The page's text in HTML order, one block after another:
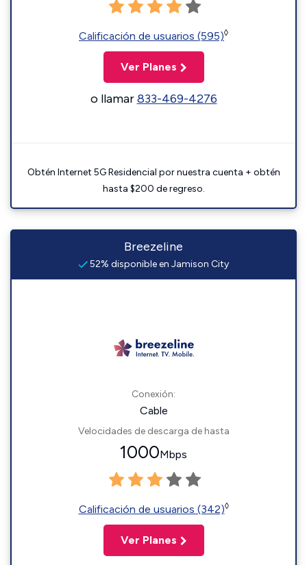
Calificación de usuarios (595)◊
Ver Planes
o llamar833-469-4276
Obtén Internet 5G Residencial por nuestra cuenta + obtén
hasta $200 de regreso.
Breezeline
52% disponible en Jamison City
Conexión:
Cable
Velocidades de descarga de hasta
1000Mbps
Calificación de usuarios (342)◊
Ver Planes